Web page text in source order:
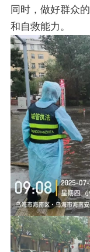
同时，做好群众
和自救能力。